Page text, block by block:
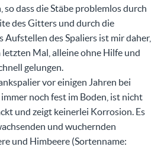
so dass die Stäbe problemlos durch
des Gitters und durch die
Aufstellen des Spaliers ist mir daher,
letzten Mal, alleine ohne Hilfe und
gelungen.
vor einigen Jahren bei
noch fest im Boden, ist nicht
und zeigt keinerlei Korrosion. Es
und wuchernden
und Himbeere (Sortenname: